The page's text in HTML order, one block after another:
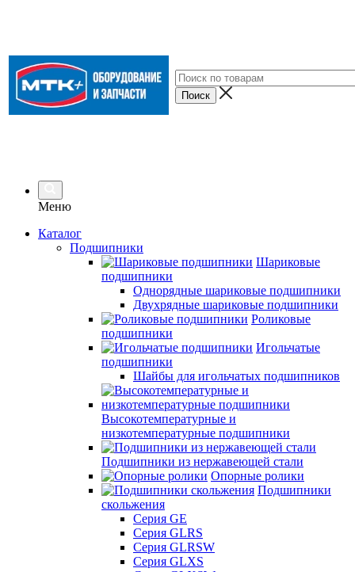
Меню
Каталог
Подшипники
Шариковые
подшипники
Однорядные шариковые подшипники
Двухрядные шариковые подшипники
Роликовые
подшипники
Игольчатые
подшипники
Шайбы для игольчатых подшипников
Высокотемпературные и
низкотемпературные подшипники
Подшипники из нержавеющей стали
Опорные ролики
Подшипники
скольжения
Серия GE
Серия GLRS
Серия GLRSW
Серия GLXS